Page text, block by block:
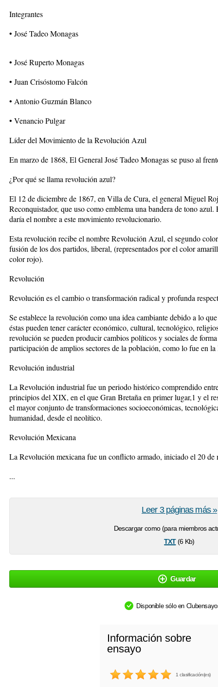
Integrantes
• José Tadeo Monagas
• José Ruperto Monagas
• Juan Crisóstomo Falcón
• Antonio Guzmán Blanco
• Venancio Pulgar
Líder del Movimiento de la Revolución Azul
En marzo de 1868, El General José Tadeo Monagas se puso al
¿Por qué se llama revolución azul?
El 12 de diciembre de 1867, en Villa de Cura, el general Miguel
Reconquistador, que uso como emblema una bandera de tono
daría el nombre a este movimiento revolucionario.
Esta revolución recibe el nombre Revolución Azul, el segundo
fusión de los dos partidos, liberal, (representados por el color
color rojo).
Revolución
Revolución es el cambio o transformación radical y profunda
Se establece la revolución como una idea cambiante debido a lo
éstas pueden tener carácter económico, cultural, tecnológico,
revolución se pueden producir cambios políticos y sociales de
participación de amplios sectores de la población, como lo fue en
Revolución industrial
La Revolución industrial fue un periodo histórico comprendido
principios del XIX, en el que Gran Bretaña en primer lugar,1 y el
el mayor conjunto de transformaciones socioeconómicas,
humanidad, desde el neolítico.
Revolución Mexicana
La Revolución mexicana fue un conflicto armado, iniciado el 20 de
...
Descargar como (para miembros
txt(6 Kb)
Leer 3 páginas más »
Guardar
Disponible sólo en
Información sobre
ensayo
1 clasificación(es)